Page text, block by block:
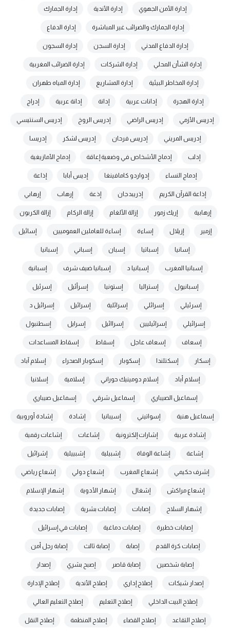
إدارة الأمن الجهوي إدارة الأندية إدارة الجمارك
إدارة الجمارك والضرائب غير المباشرة إدارة الدفاع
إدارة الدفاع المدني إدارة السجن إدارة السجون
إدارة الشأن المحلي إدارة الشركات إدارة الضرائب المغربية
إدارة المخاطر البيئية إدارة المشاريع إدارة المياه طهران
إدارة الهجرة إدانات عربية إدانة إدانة عربية إدراج
إدريس الأزمي إدريس الراضي إدريس الروخ إدريس السنتيسي
إدريس المريني إدريس فرحان إدريس لشكر إدريسا
إدلب إدماج الأشخاص في وضعية إعاقة إدماج الأمازيغية
إدماج النساء إدواردو كامافينغا إديس أبابا إذاعة
إذاعة القرآن الكريم إذريبدجان إذعة إرهاب إرهابي
إرهابية إريك زمور إزالة الألغام إزالة الركام إزالة الكربون
إزمير إزيلال إساءة إساءة للعاملين العموميين إسائيل
إسانيا إسباتيا إسبان إسباني إسبانيا
إسبانيا المغرب إسبانيا د إسبانيا ضيف شرف إسبانية
إسبانيول إستراليا إستونيا إسرأئيل إسرئيل
إسرئيلي إسرائلي إسرائلية إسرائيل إسرائيل د
إسرائيلي إسرائيليين إسراائيل إسرايل إسطنبول
إسعاف إسعاف عاجل إسقاط إسقاط المساعدات
إسكار إسكتلندا إسكوبار إسكوبار الصحراء إسلام آباد
إسلام أباد إسلام دومينيك حوراني إسلامية إسلانيا
إسماعيل الصيباري إسماعيل شرقي إسماعيل صيباري
إسماعيل هنية إسواتيني إسيبانيا إشادة إشادة أوروبية
إشادة عربية إشارات إلكترونية إشاعات إشاعات رقمية
إشاعة إشاعة الوفاة إشبيلية إشبييلية إشرائيل
إشرف حكيمي إشعاع المغرب إشعاع دولي إشعاع رياضي
إشعاع مراكش إشغال إشهار الأدوية إشهار الإسلام
إشهار السلاح إصابات إصابات بشرية إصابات جديدة
إصابات خطيرة إصابات دماغية إصابات في إسرائيل
إصابات كرة القدم إصابة إصابة ثالث إصابة رجل أمن
إصابة شخصين إصابة قاصر إصبح بشري إصدار
إصدار شيكات إصلاح إداري إصلاح الأندية إصلاح الإدارة
إصلاح البيت الداخلي إصلاح التعليم إصلاح التعليم العالي
إصلاح التقاعد إصلاح القضاء إصلاح المنظمة إصلاح النقل